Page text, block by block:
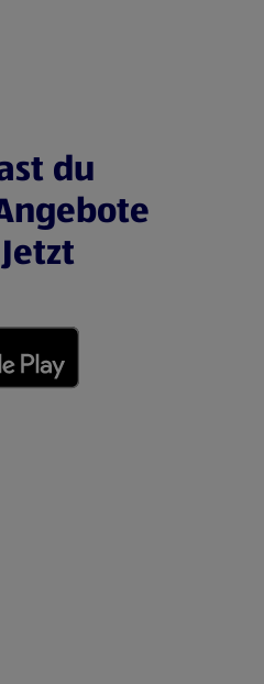
du